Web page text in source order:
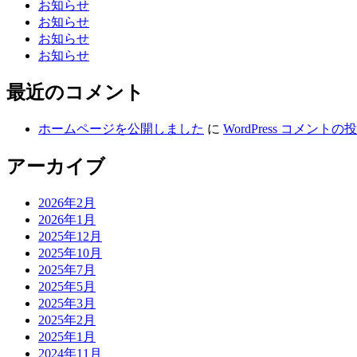
お知らせ
お知らせ
お知らせ
お知らせ
最近のコメント
ホームページを公開しました に WordPress コメントの
アーカイブ
2026年2月
2026年1月
2025年12月
2025年10月
2025年7月
2025年5月
2025年3月
2025年2月
2025年1月
2024年11月